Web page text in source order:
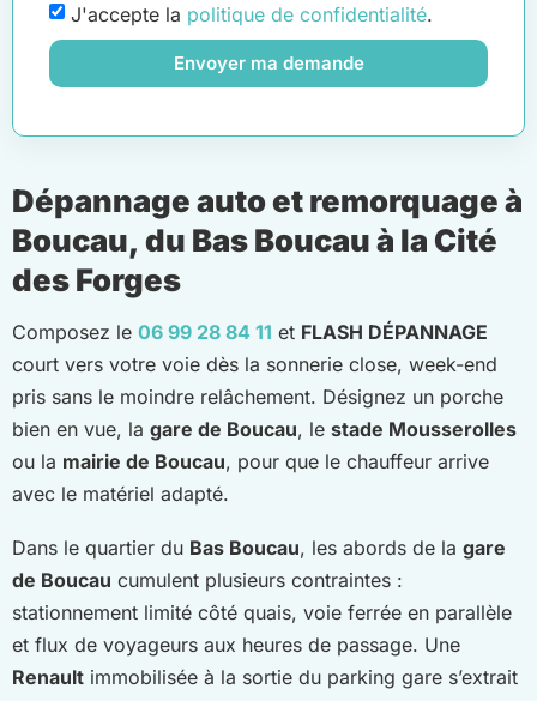
J'accepte la politique de confidentialité.
Envoyer ma demande
Dépannage auto et remorquage à
Boucau, du Bas Boucau à la Cité
des Forges
Composez le 06 99 28 84 11 et FLASH DÉPANNAGE
court vers votre voie dès la sonnerie close, week-end
pris sans le moindre relâchement. Désignez un porche
bien en vue, la gare de Boucau, le stade Mousserolles
ou la mairie de Boucau, pour que le chauffeur arrive
avec le matériel adapté.
Dans le quartier du Bas Boucau, les abords de la gare
de Boucau cumulent plusieurs contraintes :
stationnement limité côté quais, voie ferrée en parallèle
et flux de voyageurs aux heures de passage. Une
Renault immobilisée à la sortie du parking gare s’extrait